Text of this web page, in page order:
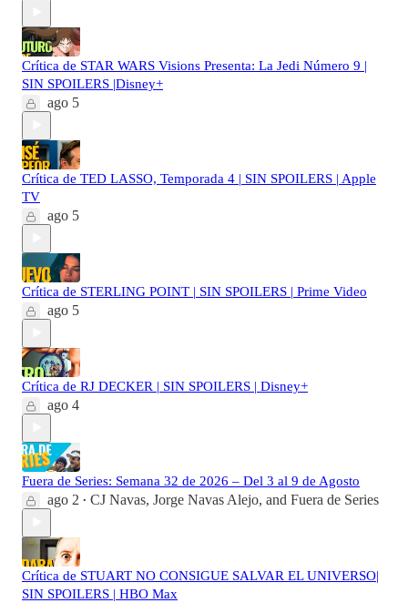
Crítica de STAR WARS Visions Presenta: La Jedi Número 9 |
SIN SPOILERS |Disney+
ago 5
Crítica de TED LASSO, Temporada 4 | SIN SPOILERS | Apple
TV
ago 5
Crítica de STERLING POINT | SIN SPOILERS | Prime Video
ago 5
Crítica de RJ DECKER | SIN SPOILERS | Disney+
ago 4
Fuera de Series: Semana 32 de 2026 – Del 3 al 9 de Agosto
ago 2 • CJ Navas, Jorge Navas Alejo, and Fuera de Series
Crítica de STUART NO CONSIGUE SALVAR EL UNIVERSO|
SIN SPOILERS | HBO Max